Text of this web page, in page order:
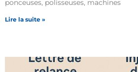
ponceuses, polisseuses, machines
Lire la suite »